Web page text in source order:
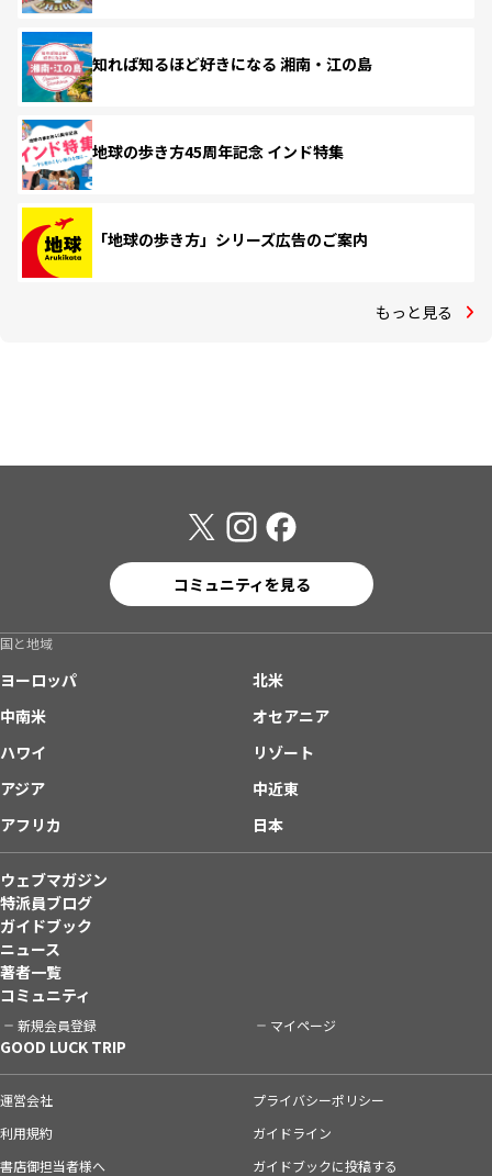
知れば知るほど好きになる 湘南・江の島
地球の歩き方45周年記念 インド特集
「地球の歩き方」シリーズ広告のご案内
もっと見る
コミュニティを見る
国と地域
ヨーロッパ
北米
中南米
オセアニア
ハワイ
リゾート
アジア
中近東
アフリカ
日本
ウェブマガジン
特派員ブログ
ガイドブック
ニュース
著者一覧
コミュニティ
新規会員登録 マイページ
GOOD LUCK TRIP
運営会社
プライバシーポリシー
利用規約
ガイドライン
書店御担当者様へ
ガイドブックに投稿する